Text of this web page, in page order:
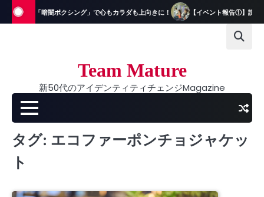
Skip
to
体験！「暗闇ボクシング」で心もカラダも上向きに！ 【イベント報告①】読者
Team Mature
新50代のアイデンティティチェンジMagazine
タグ: エコファーポンチョジャケッ
ト